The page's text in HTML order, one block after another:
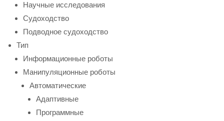
Научные исследования
Судоходство
Подводное судоходство
Тип
Информационные роботы
Манипуляционные роботы
Автоматические
Адаптивные
Программные